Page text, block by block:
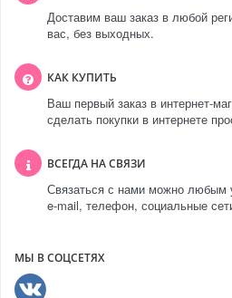
Доставим ваш заказ в любой
вас, без выходных.
КАК КУПИТЬ
Ваш первый заказ в интернет-
сделать покупки в интернете
ВСЕГДА НА СВЯЗИ
Связаться с нами можно любым
e-mail, телефон, социальные
МЫ В СОЦСЕТЯХ